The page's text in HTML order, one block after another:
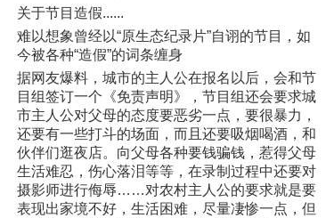
关于节目造假......
难以想象曾经以“原生态纪录片”自诩的节目，如
今被各种“造假”的词条缠身
据网友爆料，城市的主人公在报名以后，会和节
目组签订一个《免责声明》，节目组还会要求城
市主人公对父母的态度要恶劣一点，要很暴力，
还要有一些打斗的场面，而且还要吸烟喝酒，和
伙伴们逛夜店。向父母各种要钱骗钱，惹得父母
生活难忍，伤心落泪等等，在录制过程中还要对
摄影师进行侮辱……对农村主人公的要求就是要
表现出家境不好，生活困难，尽量凄惨一点，但